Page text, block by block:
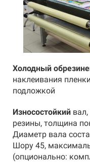
Холодный
наклеивания
подложкой
Износостойкий
резины, толщина
Диаметр вала
Шору 45,
(опционально: